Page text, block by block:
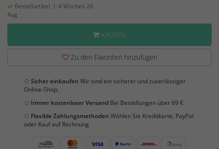
Bestellartikel, 1-4 Wochen 26
Aug
KAUFEN
Zu den Favoriten hinzufügen
Sicher einkaufen Wir sind ein sicherer und zuverlässiger
Online-Shop.
Immer kostenloser Versand Bei Bestellungen über 69 €.
Flexible Zahlungsmethoden Wählen Sie Kreditkarte, PayPal
oder Kauf auf Rechnung